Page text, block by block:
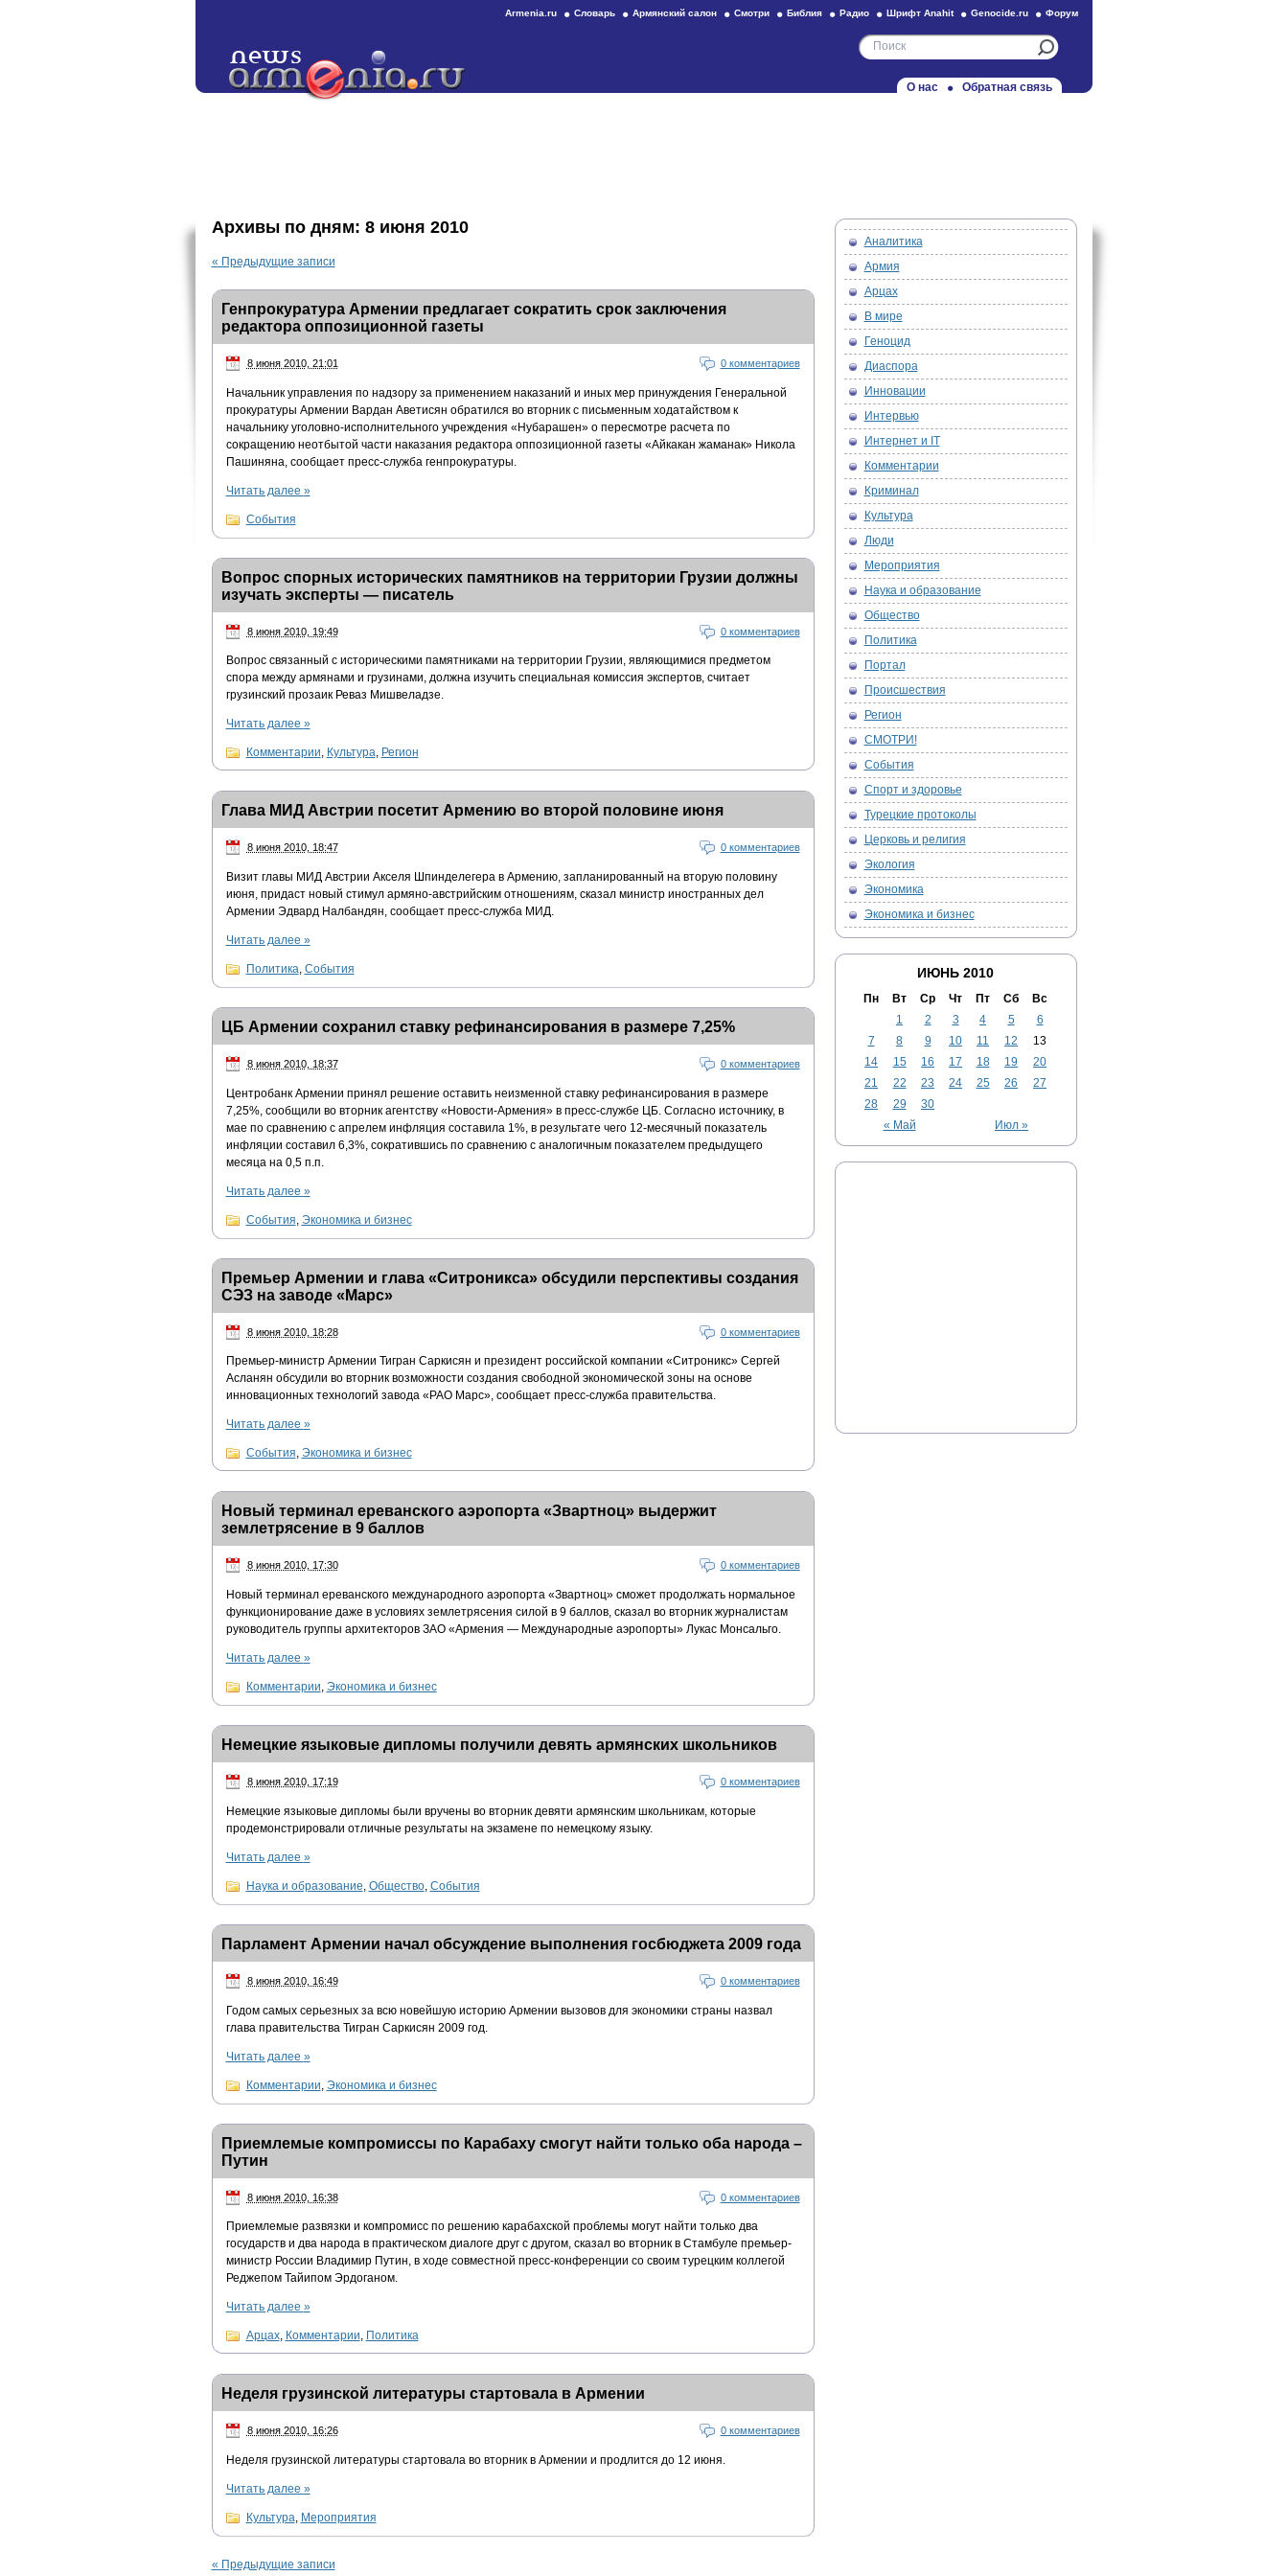
Armenia.ru Словарь Армянский салон Смотри Библия Радио Шрифт Anahit Genocide.ru Форум
О нас Обратная связь
Архивы по дням: 8 июня 2010
« Предыдущие записи
Генпрокуратура Армении предлагает сократить срок заключения
редактора оппозиционной газеты
8 июня 2010, 21:01 0 комментариев
Начальник управления по надзору за применением наказаний и иных мер принуждения Генеральной
прокуратуры Армении Вардан Аветисян обратился во вторник с письменным ходатайством к
начальнику уголовно-исполнительного учреждения «Нубарашен» о пересмотре расчета по
сокращению неотбытой части наказания редактора оппозиционной газеты «Айкакан жаманак» Никола
Пашиняна, сообщает пресс-служба генпрокуратуры.
Читать далее »
События
Вопрос спорных исторических памятников на территории Грузии должны
изучать эксперты — писатель
8 июня 2010, 19:49 0 комментариев
Вопрос связанный с историческими памятниками на территории Грузии, являющимися предметом
спора между армянами и грузинами, должна изучить специальная комиссия экспертов, считает
грузинский прозаик Реваз Мишвеладзе.
Читать далее »
Комментарии, Культура, Регион
Глава МИД Австрии посетит Армению во второй половине июня
8 июня 2010, 18:47 0 комментариев
Визит главы МИД Австрии Акселя Шпинделегера в Армению, запланированный на вторую половину
июня, придаст новый стимул армяно-австрийским отношениям, сказал министр иностранных дел
Армении Эдвард Налбандян, сообщает пресс-служба МИД.
Читать далее »
Политика, События
ЦБ Армении сохранил ставку рефинансирования в размере 7,25%
8 июня 2010, 18:37 0 комментариев
Центробанк Армении принял решение оставить неизменной ставку рефинансирования в размере
7,25%, сообщили во вторник агентству «Новости-Армения» в пресс-службе ЦБ. Согласно источнику, в
мае по сравнению с апрелем инфляция составила 1%, в результате чего 12-месячный показатель
инфляции составил 6,3%, сократившись по сравнению с аналогичным показателем предыдущего
месяца на 0,5 п.п.
Читать далее »
События Экономика и бизнес
Премьер Армении и глава «Ситроникса» обсудили перспективы создания
СЭЗ на заводе «Марс»
8 июня 2010, 18:28 0 комментариев
Премьер-министр Армении Тигран Саркисян и президент российской компании «Ситроникс» Сергей
Асланян обсудили во вторник возможности создания свободной экономической зоны на основе
инновационных технологий завода «РАО Марс», сообщает пресс-служба правительства.
Читать далее »
События, Экономика и бизнес
Новый терминал ереванского аэропорта «Звартноц» выдержит
землетрясение в 9 баллов
8 июня 2010, 17:30 0 комментариев
Новый терминал ереванского международного аэропорта «Звартноц» сможет продолжать нормальное
функционирование даже в условиях землетрясения силой в 9 баллов, сказал во вторник журналистам
руководитель группы архитекторов ЗАО «Армения — Международные аэропорты» Лукас Монсальго.
Читать далее »
Комментарии, Экономика и бизнес
Немецкие языковые дипломы получили девять армянских школьников
8 июня 2010, 17:19 0 комментариев
Немецкие языковые дипломы были вручены во вторник девяти армянским школьникам, которые
продемонстрировали отличные результаты на экзамене по немецкому языку.
Читать далее »
Наука и образование, Общество, События
Парламент Армении начал обсуждение выполнения госбюджета 2009 года
8 июня 2010, 16:49 0 комментариев
Годом самых серьезных за всю новейшую историю Армении вызовов для экономики страны назвал
глава правительства Тигран Саркисян 2009 год.
Читать далее »
Комментарии Экономика и бизнес
Приемлемые компромиссы по Карабаху смогут найти только оба народа –
Путин
8 июня 2010, 16:38 0 комментариев
Приемлемые развязки и компромисс по решению карабахской проблемы могут найти только два
государств и два народа в практическом диалоге друг с другом, сказал во вторник в Стамбуле премьер-
министр России Владимир Путин, в ходе совместной пресс-конференции со своим турецким коллегой
Реджепом Тайипом Эрдоганом.
Читать далее »
Арцах, Комментарии, Политика
Неделя грузинской литературы стартовала в Армении
8 июня 2010, 16:26 0 комментариев
Неделя грузинской литературы стартовала во вторник в Армении и продлится до 12 июня.
Читать далее »
Культура, Мероприятия
« Предыдущие записи
Аналитика
Армия
Арцах
В мире
Геноцид
Диаспора
Инновации
Интервью
Интернет и IT
Комментарии
Криминал
Культура
Люди
Мероприятия
Наука и образование
Общество
Политика
Портал
Происшествия
Регион
СМОТРИ!
События
Спорт и здоровье
Турецкие протоколы
Церковь и религия
Экология
Экономика
Экономика и бизнес
ИЮНЬ 2010
Пн Вт Ср Чт Пт Сб Вс
« Май Июл »
1 2 3 4 5
6
7
8 9 10 11 12
13
14
15 16 17 18 19
20
21
22 23 24 25 26
27
28
29 30